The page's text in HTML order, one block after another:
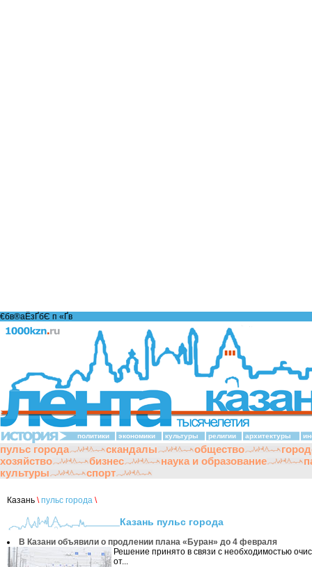
€бв®аЁзҐбЄ п «Ґ­в
политики экономики культуры религии архитектуры
пульс города скандалы общество
хозяйство
бизнес наука и образование
культуры
спорт
Казань \ пульс города \
Казань пульс города
В Казани объявили о продлении плана «Буран» до 4 февраля
Решение принято в связи с необходимостью
от...